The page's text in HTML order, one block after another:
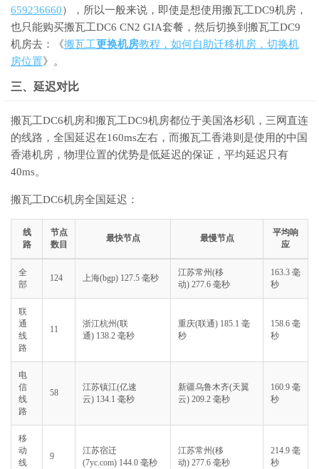
659236660），所以一般来说，即使是想使用搬瓦工DC9机房，
也只能购买搬瓦工DC6 CN2 GIA套餐，然后切换到搬瓦工DC9
机房去：《搬瓦工更换机房教程，如何自助迁移机房，切换机
房位置》。
三、延迟对比
搬瓦工DC6机房和搬瓦工DC9机房都位于美国洛杉矶，三网直连
的线路，全国延迟在160ms左右，而搬瓦工香港则是使用的中国
香港机房，物理位置的优势是低延迟的保证，平均延迟只有
40ms。
搬瓦工DC6机房全国延迟：
线
路
节点
数目
最快节点 最慢节点
平均响
应
全
部
124 上海(bgp) 127.5 毫秒
江苏常州(移
动) 277.6 毫秒
163.3 毫
秒
联
通
线
路
11
浙江杭州(联
通) 138.2 毫秒
重庆(联通) 185.1 毫
秒
158.6 毫
秒
电
信
线
路
58
江苏镇江(亿速
云) 134.1 毫秒
新疆乌鲁木齐(天翼
云) 209.2 毫秒
160.9 毫
秒
移
动
线
9
江苏宿迁
(7yc.com) 144.0 毫秒
江苏常州(移
动) 277.6 毫秒
214.9 毫
秒